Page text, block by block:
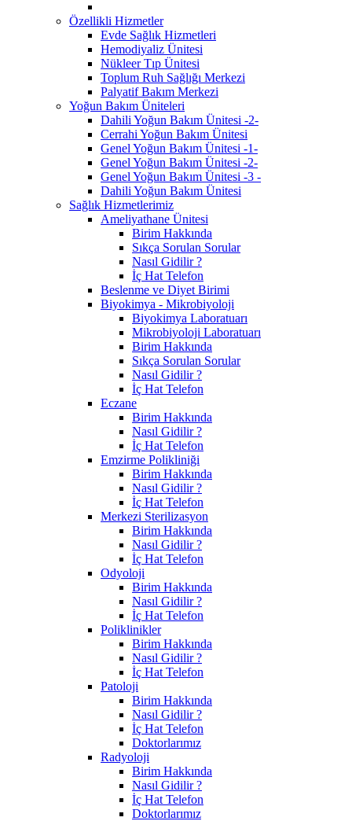
Özellikli Hizmetler
Evde Sağlık Hizmetleri
Hemodiyaliz Ünitesi
Nükleer Tıp Ünitesi
Toplum Ruh Sağlığı Merkezi
Palyatif Bakım Merkezi
Yoğun Bakım Üniteleri
Dahili Yoğun Bakım Ünitesi -2-
Cerrahi Yoğun Bakım Ünitesi
Genel Yoğun Bakım Ünitesi -1-
Genel Yoğun Bakım Ünitesi -2-
Genel Yoğun Bakım Ünitesi -3 -
Dahili Yoğun Bakım Ünitesi
Sağlık Hizmetlerimiz
Ameliyathane Ünitesi
Birim Hakkında
Sıkça Sorulan Sorular
Nasıl Gidilir ?
İç Hat Telefon
Beslenme ve Diyet Birimi
Biyokimya - Mikrobiyoloji
Biyokimya Laboratuarı
Mikrobiyoloji Laboratuarı
Birim Hakkında
Sıkça Sorulan Sorular
Nasıl Gidilir ?
İç Hat Telefon
Eczane
Birim Hakkında
Nasıl Gidilir ?
İç Hat Telefon
Emzirme Polikliniği
Birim Hakkında
Nasıl Gidilir ?
İç Hat Telefon
Merkezi Sterilizasyon
Birim Hakkında
Nasıl Gidilir ?
İç Hat Telefon
Odyoloji
Birim Hakkında
Nasıl Gidilir ?
İç Hat Telefon
Poliklinikler
Birim Hakkında
Nasıl Gidilir ?
İç Hat Telefon
Patoloji
Birim Hakkında
Nasıl Gidilir ?
İç Hat Telefon
Doktorlarımız
Radyoloji
Birim Hakkında
Nasıl Gidilir ?
İç Hat Telefon
Doktorlarımız